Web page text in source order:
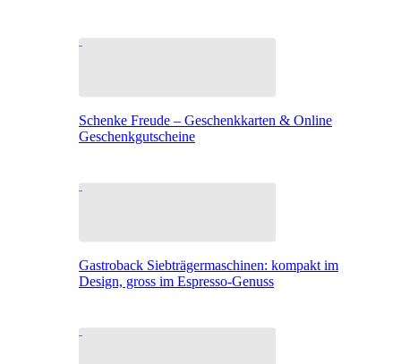
Schenke Freude – Geschenkkarten & Online
Geschenkgutscheine
Gastroback Siebträgermaschinen: kompakt im
Design, gross im Espresso-Genuss